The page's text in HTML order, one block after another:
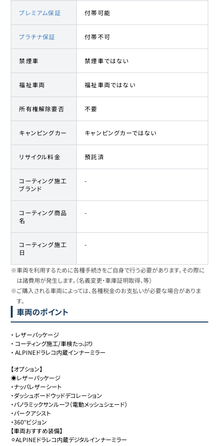
プレミアム保証 付帯可能
プラチナ保証 付帯不可
禁煙車 禁煙車ではない
福祉車両 福祉車両ではない
所有権解除要否 不要
キャンピングカー キャンピングカーではない
リサイクル料金 預託済
コーティング施工
ブランド
-
コーティング商品
名
-
コーティング施工
日
-
※車両を利用するために各種手続きをご自身で行う必要があります。その際に
は諸費用が発生します。（名義変更・車庫証明取得、等）
※ご購入される車両によっては、各種税金のお支払いが必要な場合がありま
す。
車両のポイント
・ レザーパッケージ
・ コーティング施工/車検たっぷり
・ALPINEドラレコ内蔵インナーミラー
【オプション】
◉レザーパッケージ
・ナッパレザーシート
・ダッシュボードウッドデコレーション
・パノラミックサンルーフ（電動メッシュシェード）
・パークアシスト
・360°ビジョン
【車両おすすめ装備】
⚪︎ALPINEドラレコ内蔵デジタルインナーミラー